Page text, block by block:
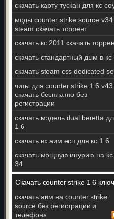
скачать карту тускан для кс
моды counter strike source v34
steam скачать торрент
скачать кс 2011 скачать
скачать стандартный дым в кс
скачать steam css dedicated
читы для counter strike 1 6 v43
скачать бесплатно без
регистрации
скачать модель dual beretta
1 6
скачать вх аим есп для кс 1 6
скачать мощную инурию на кс
34
Скачать counter strike 1 6
скачать аим на counter strike
source без регистрации и
телефона